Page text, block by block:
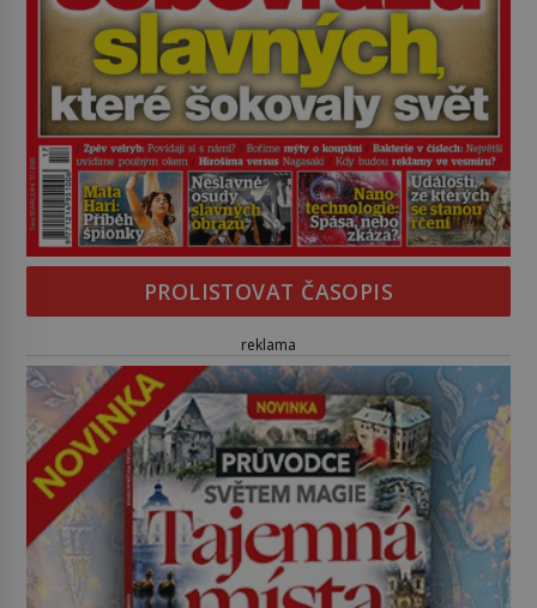
PROLISTOVAT ČASOPIS
reklama